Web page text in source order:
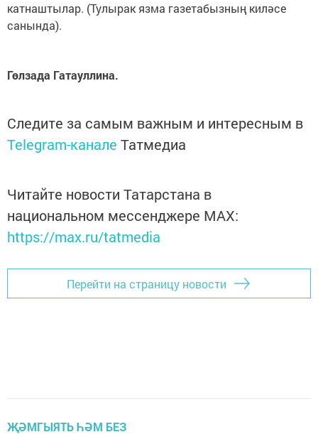
катнаштылар. (Тулырак язма газетабызның киләсе
санында).
Гөлзада Гатауллина.
Следите за самым важным и интересным в
Telegram-канале Татмедиа
Читайте новости Татарстана в
национальном мессенджере MАХ:
https://max.ru/tatmedia
Перейти на страницу новости
ҖӘМГЫЯТЬ ҺӘМ БЕЗ